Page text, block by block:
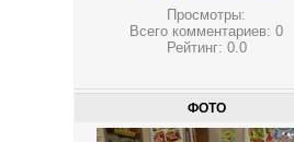
Просмотры:
Всего комментариев:0
Рейтинг: 0.0
ФОТО